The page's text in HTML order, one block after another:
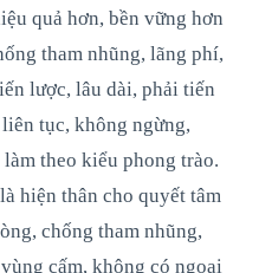
quả hơn, bền vững hơn
tham nhũng, lãng phí,
lược, lâu dài, phải tiến
tục, không ngừng,
theo kiểu phong trào.
hiện thân cho quyết tâm
chống tham nhũng,
cấm, không có ngoại